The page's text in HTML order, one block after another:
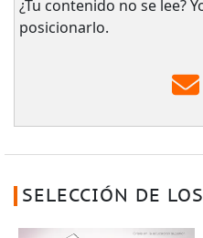
¿Tu contenido no se lee?
posicionarlo.
SELECCIÓN DE